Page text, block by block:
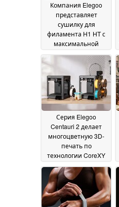
Компания Elegoo
представляет
сушилку для
филамента H1 HT с
максимальной
до 85 °C24 July 2026
Серия Elegoo
Centauri 2 делает
многоцветную 3D-
печать по
технологии CoreXY
доступной24 June 2026